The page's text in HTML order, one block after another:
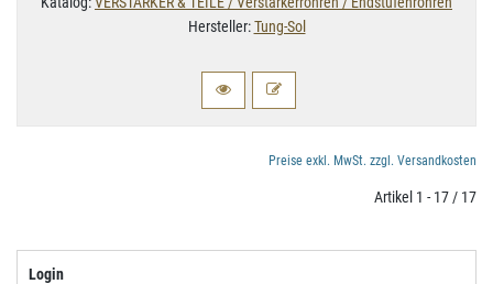
Hersteller:Tung-Sol
Preise exkl. MwSt. zzgl. Versandkosten
Artikel 1 - 17 / 17
Login